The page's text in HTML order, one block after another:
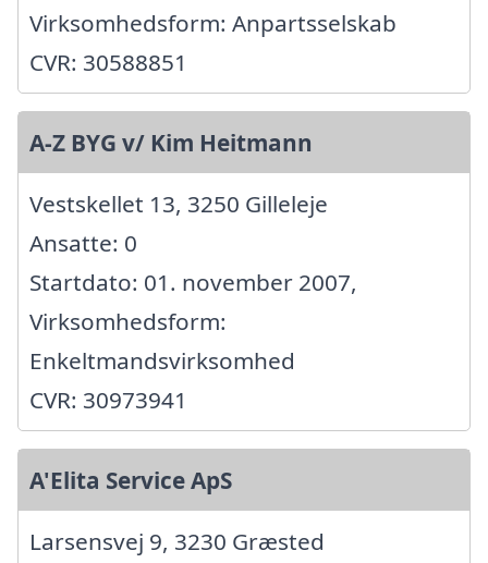
Virksomhedsform: Anpartsselskab
CVR: 30588851
A-Z BYG v/ Kim Heitmann
Vestskellet 13, 3250 Gilleleje
Ansatte: 0
Startdato: 01. november 2007,
Virksomhedsform:
Enkeltmandsvirksomhed
CVR: 30973941
A'Elita Service ApS
Larsensvej 9, 3230 Græsted